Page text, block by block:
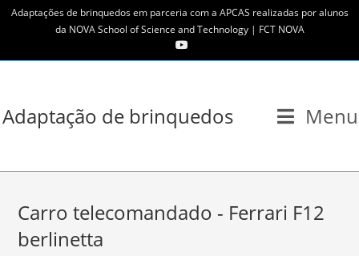
SkipAdaptações de brinquedos em parceria com a APCAS realizadas por alunos
da NOVA School of Science and Technology | FCT NOVA
Adaptação de brinquedos Menu
Carro telecomandado - Ferrari F12
berlinetta